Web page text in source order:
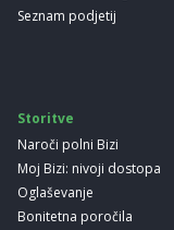
Seznam podjetij
Storitve
Naroči polni Bizi
Moj Bizi: nivoji dostopa
Oglaševanje
Bonitetna poročila